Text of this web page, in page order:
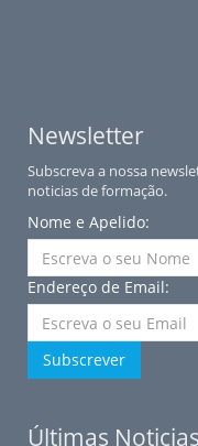
Newsletter
Subscreva a nossa
noticias de formação.
Nome e Apelido:
Endereço de Email:
Subscrever
Últimas Noticias